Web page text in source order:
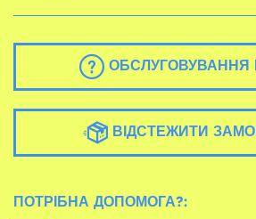
ОБСЛУГОВУВАННЯ
ВІДСТЕЖИТИ
ПОТРІБНА ДОПОМОГА?: